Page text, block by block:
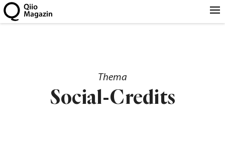
Thema
Social-Credits